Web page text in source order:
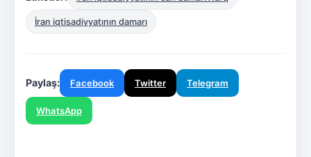
İran iqtisadiyyatının damarı
Paylaş: Facebook Twitter Telegram
WhatsApp